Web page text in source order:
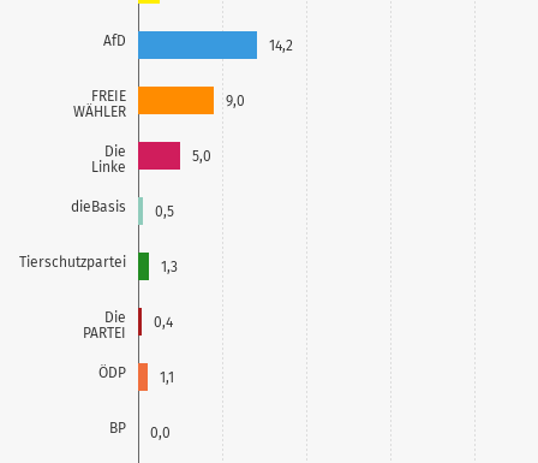
AfD
FREIE
WÄHLER
Die
Linke
dieBasis
Tierschutzpartei
Die
PARTEI
ÖDP
BP
14,2
9,0
5,0
0,5
1,3
0,4
1,1
0,0